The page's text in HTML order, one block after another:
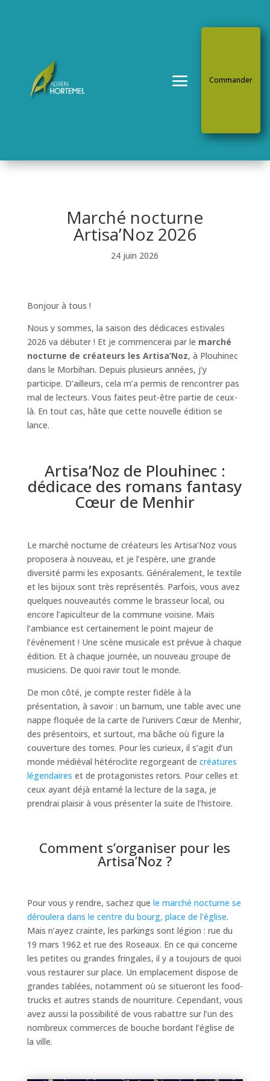
Commander
Marché nocturne
Artisa’Noz 2026
24 juin 2026
Bonjour à tous !
Nous y sommes, la saison des dédicaces estivales
2026 va débuter ! Et je commencerai par le marché
nocturne de créateurs les Artisa’Noz, à Plouhinec
dans le Morbihan. Depuis plusieurs années, j’y
participe. D’ailleurs, cela m’a permis de rencontrer pas
mal de lecteurs. Vous faites peut-être partie de ceux-
là. En tout cas, hâte que cette nouvelle édition se
lance.
Artisa’Noz de Plouhinec :
dédicace des romans fantasy
Cœur de Menhir
Le marché nocturne de créateurs les Artisa’Noz vous
proposera à nouveau, et je l’espère, une grande
diversité parmi les exposants. Généralement, le textile
et les bijoux sont très représentés. Parfois, vous avez
quelques nouveautés comme le brasseur local, ou
encore l’apiculteur de la commune voisine. Mais
l’ambiance est certainement le point majeur de
l’événement ! Une scène musicale est prévue à chaque
édition. Et à chaque journée, un nouveau groupe de
musiciens. De quoi ravir tout le monde.
De mon côté, je compte rester fidèle à la
présentation, à savoir : un barnum, une table avec une
nappe floquée de la carte de l’univers Cœur de Menhir,
des présentoirs, et surtout, ma bâche où figure la
couverture des tomes. Pour les curieux, il s’agit d’un
monde médiéval hétéroclite regorgeant de créatures
légendaires et de protagonistes retors. Pour celles et
ceux ayant déjà entamé la lecture de la saga, je
prendrai plaisir à vous présenter la suite de l’histoire.
Comment s’organiser pour les
Artisa’Noz ?
Pour vous y rendre, sachez que le marché nocturne se
déroulera dans le centre du bourg, place de l’église.
Mais n’ayez crainte, les parkings sont légion : rue du
19 mars 1962 et rue des Roseaux. En ce qui concerne
les petites ou grandes fringales, il y a toujours de quoi
vous restaurer sur place. Un emplacement dispose de
grandes tablées, notamment où se situeront les food-
trucks et autres stands de nourriture. Cependant, vous
avez aussi la possibilité de vous rabattre sur l’un des
nombreux commerces de bouche bordant l’église de
la ville.